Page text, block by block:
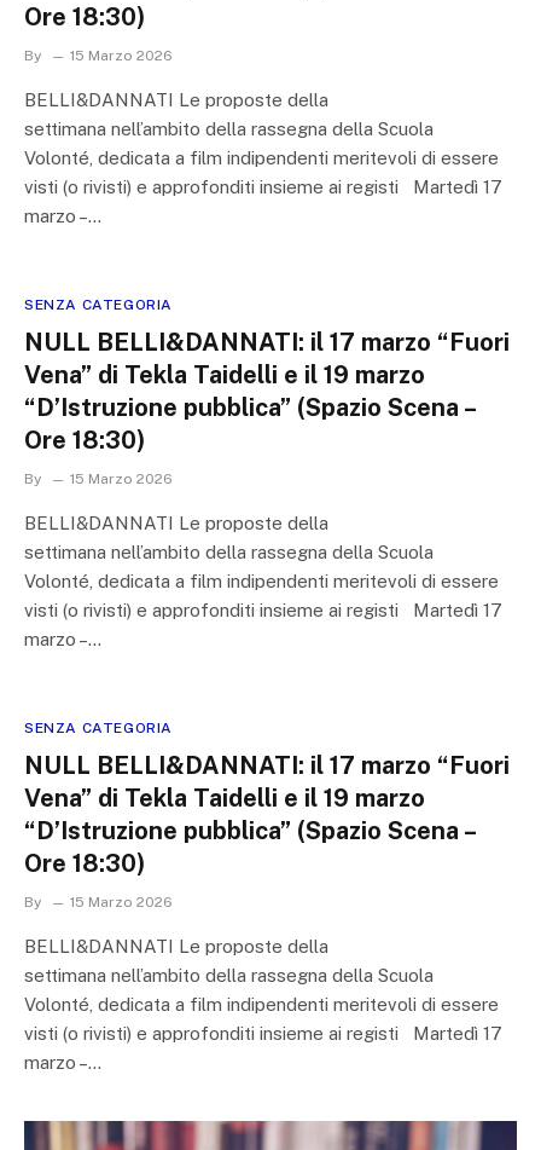
Ore 18:30)
By 15 Marzo 2026
BELLI&DANNATI Le proposte della
settimana nell’ambito della rassegna della Scuola
Volonté, dedicata a film indipendenti meritevoli di essere
visti (o rivisti) e approfonditi insieme ai registi Martedì 17
marzo –…
SENZA CATEGORIA
NULL BELLI&DANNATI: il 17 marzo “Fuori
Vena” di Tekla Taidelli e il 19 marzo
“D’Istruzione pubblica” (Spazio Scena –
Ore 18:30)
By 15 Marzo 2026
BELLI&DANNATI Le proposte della
settimana nell’ambito della rassegna della Scuola
Volonté, dedicata a film indipendenti meritevoli di essere
visti (o rivisti) e approfonditi insieme ai registi Martedì 17
marzo –…
SENZA CATEGORIA
NULL BELLI&DANNATI: il 17 marzo “Fuori
Vena” di Tekla Taidelli e il 19 marzo
“D’Istruzione pubblica” (Spazio Scena –
Ore 18:30)
By 15 Marzo 2026
BELLI&DANNATI Le proposte della
settimana nell’ambito della rassegna della Scuola
Volonté, dedicata a film indipendenti meritevoli di essere
visti (o rivisti) e approfonditi insieme ai registi Martedì 17
marzo –…